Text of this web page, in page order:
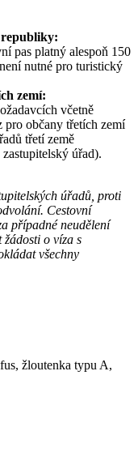
republiky:
pas platný alespoň 150
nutné pro turistický
zemí:
včetně
občany třetích zemí
třetí země
úřad).
úřadů, proti
Cestovní
případné neudělení
o víza s
všechny
žloutenka typu A,